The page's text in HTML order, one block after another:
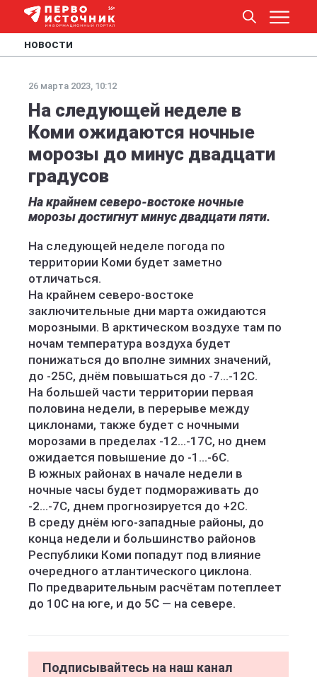
НОВОСТИ
26 марта 2023, 10:12
На следующей неделе в
Коми ожидаются ночные
морозы до минус двадцати
градусов
На крайнем северо-востоке ночные
морозы достигнут минус двадцати пяти.
На следующей неделе погода по
территории Коми будет заметно
отличаться.
На крайнем северо-востоке
заключительные дни марта ожидаются
морозными. В арктическом воздухе там по
ночам температура воздуха будет
понижаться до вполне зимних значений,
до -25С, днём повышаться до -7...-12С.
На большей части территории первая
половина недели, в перерыве между
циклонами, также будет с ночными
морозами в пределах -12...-17С, но днем
ожидается повышение до -1...-6С.
В южных районах в начале недели в
ночные часы будет подмораживать до
-2...-7С, днем прогнозируется до +2С.
В среду днём юго-западные районы, до
конца недели и большинство районов
Республики Коми попадут под влияние
очередного атлантического циклона.
По предварительным расчётам потеплеет
до 10С на юге, и до 5С — на севере.
Подписывайтесь на наш канал